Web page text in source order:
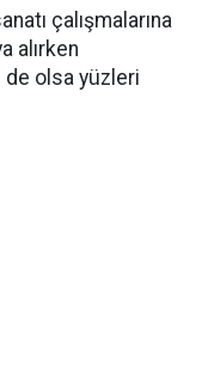
çalışmalarına
alırken
olsa yüzleri